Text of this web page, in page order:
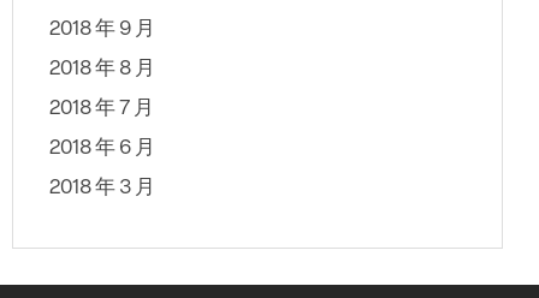
2018 年 9 月
2018 年 8 月
2018 年 7 月
2018 年 6 月
2018 年 3 月